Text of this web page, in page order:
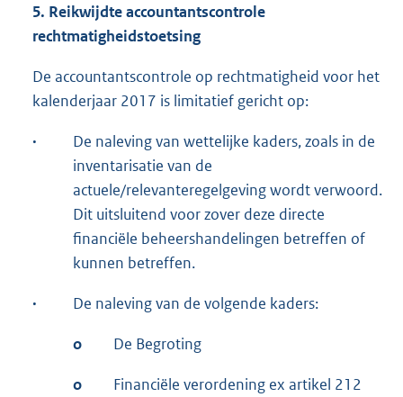
5. Reikwijdte accountantscontrole
rechtmatigheidstoetsing
De accountantscontrole op rechtmatigheid voor het
kalenderjaar 2017 is limitatief gericht op:
·
De naleving van wettelijke kaders, zoals in de
inventarisatie van de
actuele/relevanteregelgeving wordt verwoord.
Dit uitsluitend voor zover deze directe
financiële beheershandelingen betreffen of
kunnen betreffen.
· De naleving van de volgende kaders:
o De Begroting
o
Financiële verordening ex artikel 212